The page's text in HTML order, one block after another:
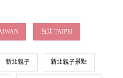
台北 TAIPEI
新北親子 新北親子景點